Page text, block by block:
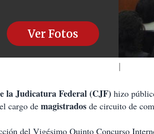
Ver Fotos
la Judicatura Federal (CJF) hizo
cargo de magistrados de circuito de
del Vigésimo Quinto Concurso